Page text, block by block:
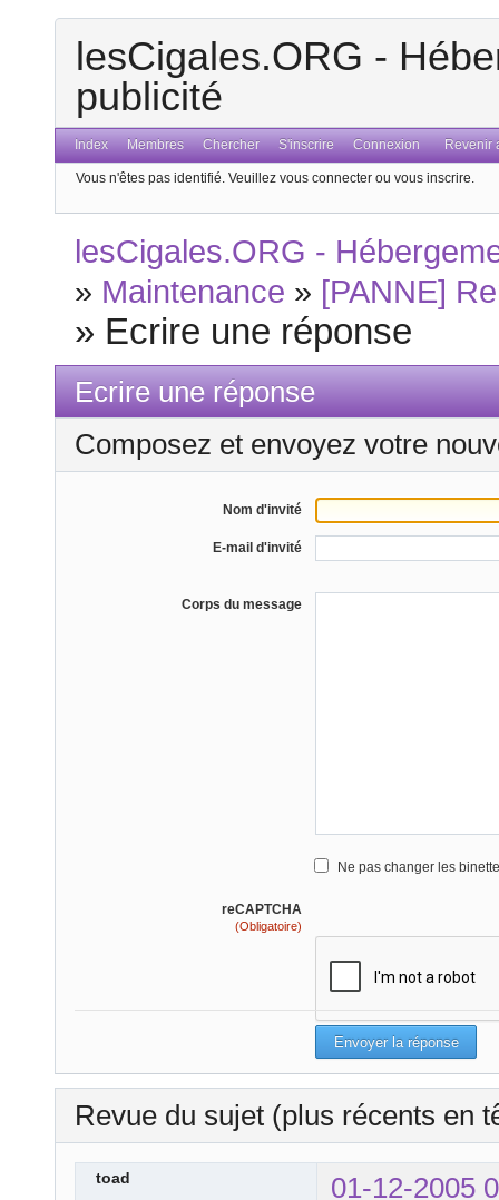
lesCigales.ORG -
publicité
Index Membres Chercher S'inscrire Connexion Revenir
Vous n'êtes pas identifié. Veuillez vous connecter ou vous inscrire.
lesCigales.ORG -
» Maintenance » [PANNE]
» Ecrire une réponse
Ecrire une réponse
Composez et envoyez votre
Nom d'invité
E-mail d'invité
Corps du message
Ne pas changer les
reCAPTCHA
(Obligatoire)
Revue du sujet (plus récents en
toad 01-12-2005